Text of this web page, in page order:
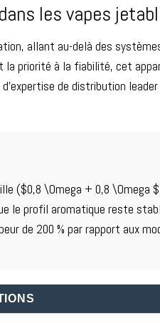
les vapes
allant au-delà des
priorité à la fiabilité, cet
de distribution
($0,8 \Omega + 0,8
le profil aromatique reste
de 200 % par rapport aux